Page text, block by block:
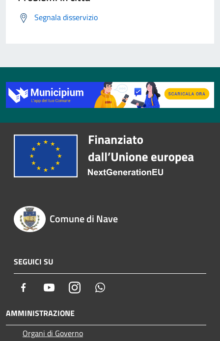
Segnala disservizio
Comune di Nave
SEGUICI SU
Facebook YoutubeInstagram
AMMINISTRAZIONE
Organi di Governo